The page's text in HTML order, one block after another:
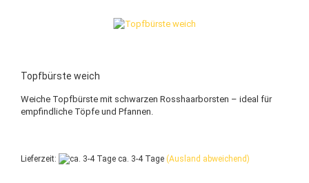
Topfbürste weich
Weiche Topfbürste mit schwarzen Rosshaarborsten – ideal für
empfindliche Töpfe und Pfannen.
Lieferzeit: ca. 3-4 Tage (Ausland abweichend)